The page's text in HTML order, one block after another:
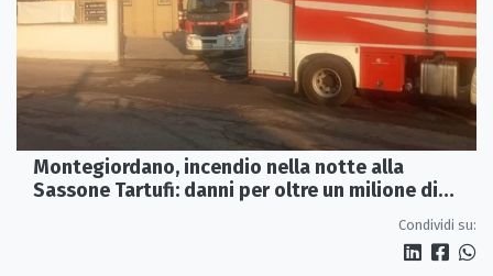
Montegiordano, incendio nella notte alla
Sassone Tartufi: danni per oltre un milione di
Condividi su: